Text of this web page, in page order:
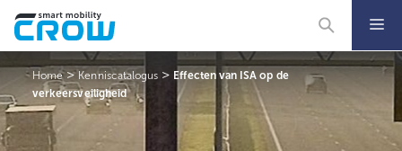
naar
de
inhoud
Home>Kenniscatalogus > Effecten van ISA op de
verkeersveiligheid